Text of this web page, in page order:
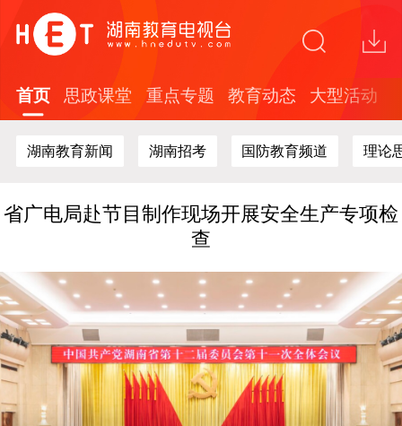
首页 思政课堂 重点专题 教育动态 大型活动
湖南教育新闻 湖南招考 国防教育频道 理论
关于在全省中小学开展红色文化知识答题活动
的通知
“这礼是长沙”2026年度文创精品培育计划面向
全球开放征集
探索“校媒融合”新路径 湖南教育台与湖南劳动
全国教育电视行业及高校代表聚首长沙！共探
省广电局赴节目制作现场开展安全生产专项检
查
的通知